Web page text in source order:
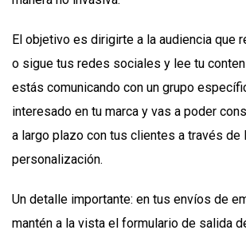
El objetivo es dirigirte a la audiencia que
o sigue tus redes sociales y lee tu
estás comunicando con un grupo
interesado en tu marca y vas a poder
a largo plazo con tus clientes a través de
personalización.
Un detalle importante: en tus envíos de
mantén a la vista el formulario de salida